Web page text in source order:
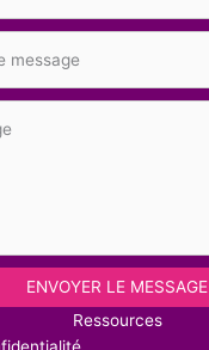
ENVOYER LE MESSAGE
Ressources